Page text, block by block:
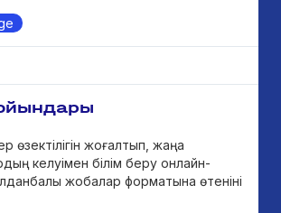
өзектілігін жоғалтып, жаңа
келуімен білім беру онлайн-
жобалар форматына өтеніні